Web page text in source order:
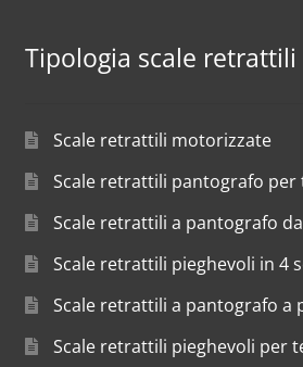
Tipologia scale retrattili
Scale retrattili motorizzate
Scale retrattili pantografo per
Scale retrattili a pantografo
Scale retrattili pieghevoli in 4
Scale retrattili a pantografo a
Scale retrattili pieghevoli per